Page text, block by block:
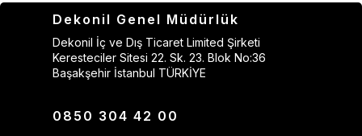
Dekonil Genel Müdürlük
Dekonil İç ve Dış Ticaret Limited Şirketi
Keresteciler Sitesi 22. Sk. 23. Blok No:36
Başakşehir İstanbul TÜRKİYE
0850 304 42 00